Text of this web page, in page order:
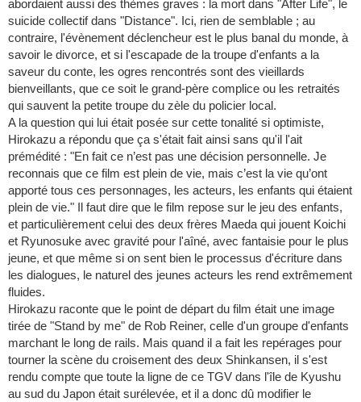
abordaient aussi des thèmes graves : la mort dans "After Life", le
suicide collectif dans "Distance". Ici, rien de semblable ; au
contraire, l'évènement déclencheur est le plus banal du monde, à
savoir le divorce, et si l'escapade de la troupe d'enfants a la
saveur du conte, les ogres rencontrés sont des vieillards
bienveillants, que ce soit le grand-père complice ou les retraités
qui sauvent la petite troupe du zèle du policier local.
A la question qui lui était posée sur cette tonalité si optimiste,
Hirokazu a répondu que ça s'était fait ainsi sans qu'il l'ait
prémédité : "En fait ce n’est pas une décision personnelle. Je
reconnais que ce film est plein de vie, mais c’est la vie qu’ont
apporté tous ces personnages, les acteurs, les enfants qui étaient
plein de vie." Il faut dire que le film repose sur le jeu des enfants,
et particulièrement celui des deux frères Maeda qui jouent Koichi
et Ryunosuke avec gravité pour l'aîné, avec fantaisie pour le plus
jeune, et que même si on sent bien le processus d'écriture dans
les dialogues, le naturel des jeunes acteurs les rend extrêmement
fluides.
Hirokazu raconte que le point de départ du film était une image
tirée de "Stand by me" de Rob Reiner, celle d'un groupe d'enfants
marchant le long de rails. Mais quand il a fait les repérages pour
tourner la scène du croisement des deux Shinkansen, il s'est
rendu compte que toute la ligne de ce TGV dans l'île de Kyushu
au sud du Japon était surélevée, et il a donc dû modifier le